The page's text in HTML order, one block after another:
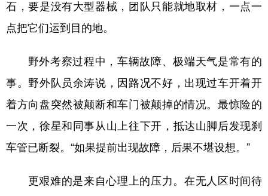
石，要是没有大型器械，团队只能就地取材，一点一
点把它们运到目的地。
野外考察过程中，车辆故障、极端天气是常有的
事。野外队员余涛说，因路况不好，出现过车开着开
着方向盘突然被颠断和车门被颠掉的情况。最惊险的
一次，徐星和同事从山上往下开，抵达山脚后发现刹
车管已断裂。“如果提前出现故障，后果不堪设想。”
更艰难的是来自心理上的压力。在无人区时间待